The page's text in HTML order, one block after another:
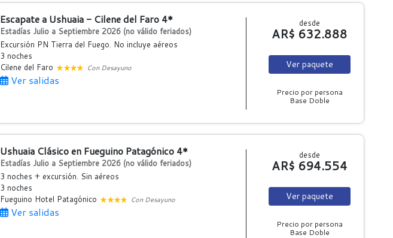
Escapate a Ushuaia - Cilene del Faro 4*
Estadías Julio a Septiembre 2026 (no válido feriados)
Excursión PN Tierra del Fuego. No incluye aéreos
3 noches
Cilene del Faro
Con Desayuno
Ver salidas
desde
AR$ 632.888
Ver paquete
Precio por persona
Base Doble
Ushuaia Clásico en Fueguino Patagónico 4*
Estadías Julio a Septiembre 2026 (no válido feriados)
3 noches + excursión. Sin aéreos
3 noches
Fueguino Hotel Patagónico
Con Desayuno
Ver salidas
desde
AR$ 694.554
Ver paquete
Precio por persona
Base Doble